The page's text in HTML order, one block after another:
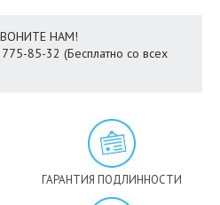
НАМ!
85-32 (Бесплатно со всех
ГАРАНТИЯ ПОДЛИННОСТИ